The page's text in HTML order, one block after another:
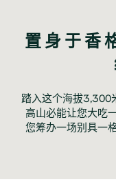
置身于香
踏入这个海拔3,300
高山必能让您大吃
您筹办一场别具一